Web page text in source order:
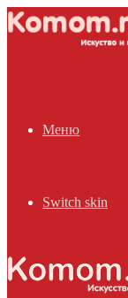
Меню
Switch skin